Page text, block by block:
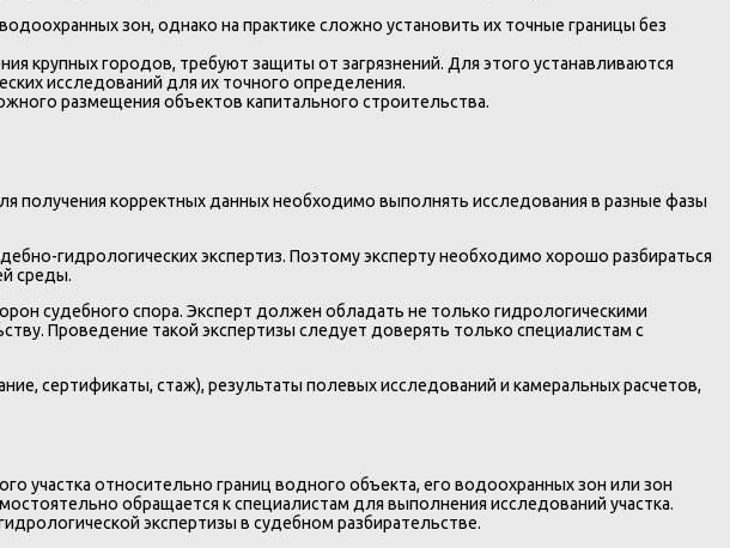
зон, однако на практике сложно установить их точные границы без
крупных городов, требуют защиты от загрязнений. Для этого устанавливаются
исследований для их точного определения.
размещения объектов капитального строительства.
получения корректных данных необходимо выполнять исследования в разные фазы
гидрологических экспертиз. Поэтому эксперту необходимо хорошо разбираться
среды.
судебного спора. Эксперт должен обладать не только гидрологическими
Проведение такой экспертизы следует доверять только специалистам с
сертификаты, стаж), результаты полевых исследований и камеральных расчетов,
участка относительно границ водного объекта, его водоохранных зон или зон
обращается к специалистам для выполнения исследований участка.
экспертизы в судебном разбирательстве.